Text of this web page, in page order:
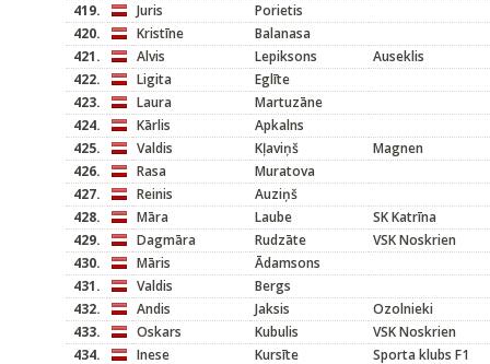
419.
Juris
Porietis
420.
Kristīne
Balanasa
421.
Alvis Lepiksons
Auseklis
422.
Ligita
Eglīte
423.
Laura
Martuzāne
424.
Kārlis
Apkalns
425.
Valdis Kļaviņš
Magnen
426.
Rasa
Muratova
427.
Reinis
Auziņš
428.
Māra Laube
SK Katrīna
429.
Dagmāra Rudzāte
VSK Noskrien
430.
Māris
Ādamsons
431.
Valdis
Bergs
432.
Andis Jaksis
Ozolnieki
433.
Oskars Kubulis
VSK Noskrien
434.
Inese Kursīte
Sporta klubs F1